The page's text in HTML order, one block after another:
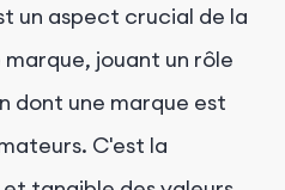
un aspect crucial de la
jouant un rôle
dont une marque est
C'est la